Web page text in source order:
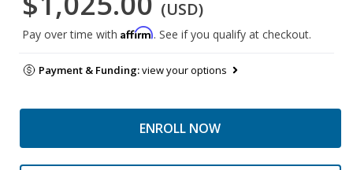
(USD)
Pay over time with Affirm. See if you qualify at checkout.
Payment & Funding:view your options
ENROLL NOW